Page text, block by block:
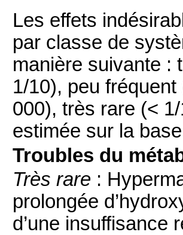
Les effets
par classe de
manière suivante :
1/10), peu
000), très rare (<
estimée sur la
Troubles du
Très rare :
prolongée
d’une insuffisance